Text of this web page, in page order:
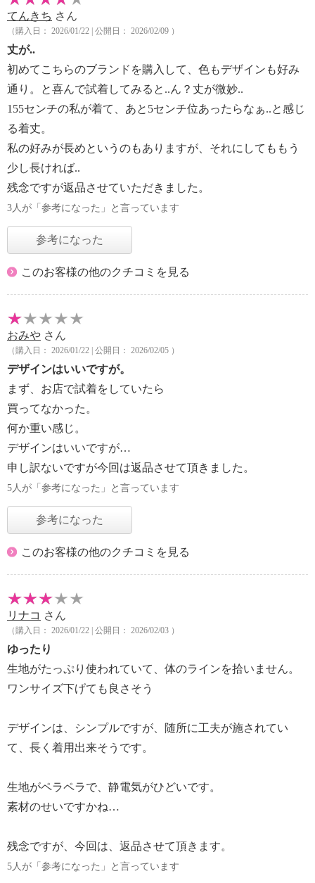
てんきち さん
（購入日： 2026/01/22 | 公開日： 2026/02/09 ）
丈が..
初めてこちらのブランドを購入して、色もデザインも好み
通り。と喜んで試着してみると..ん？丈が微妙..
155センチの私が着て、あと5センチ位あったらなぁ..と感じ
る着丈。
私の好みが長めというのもありますが、それにしてももう
少し長ければ..
残念ですが返品させていただきました。
3人が「参考になった」と言っています
参考になった
このお客様の他のクチコミを見る
おみや さん
（購入日： 2026/01/22 | 公開日： 2026/02/05 ）
デザインはいいですが。
まず、お店で試着をしていたら
買ってなかった。
何か重い感じ。
デザインはいいですが…
申し訳ないですが今回は返品させて頂きました。
5人が「参考になった」と言っています
参考になった
このお客様の他のクチコミを見る
リナコ さん
（購入日： 2026/01/22 | 公開日： 2026/02/03 ）
ゆったり
生地がたっぷり使われていて、体のラインを拾いません。
ワンサイズ下げても良さそう
デザインは、シンプルですが、随所に工夫が施されてい
て、長く着用出来そうです。
生地がペラペラで、静電気がひどいです。
素材のせいですかね…
残念ですが、今回は、返品させて頂きます。
5人が「参考になった」と言っています